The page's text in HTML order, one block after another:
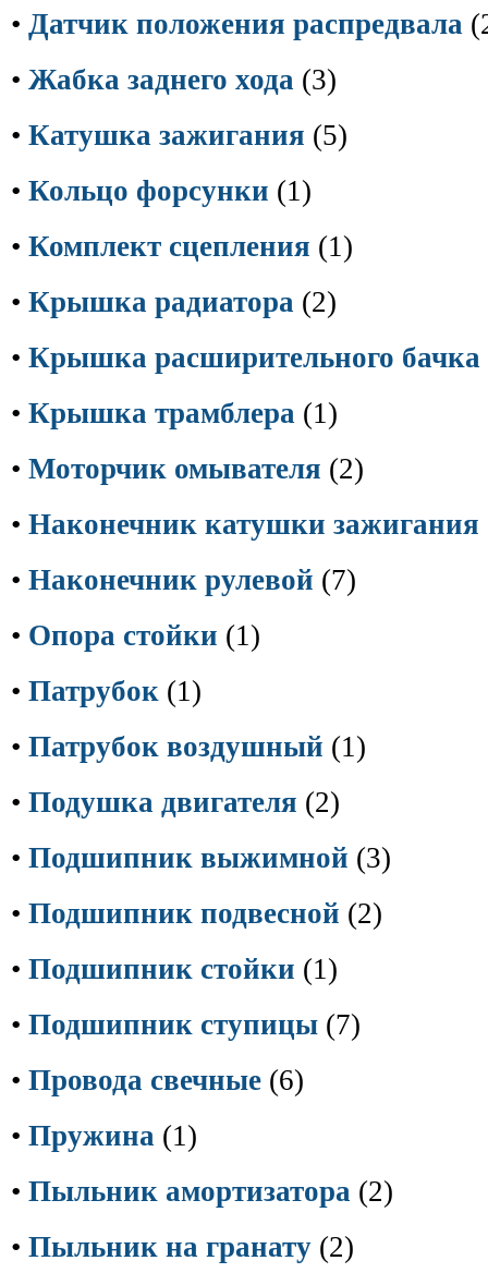
• Датчик положения распредвала
• Жабка заднего хода (3)
• Катушка зажигания (5)
• Кольцо форсунки (1)
• Комплект сцепления (1)
• Крышка радиатора (2)
• Крышка расширительного бачка
• Крышка трамблера (1)
• Моторчик омывателя (2)
• Наконечник катушки зажигания
• Наконечник рулевой (7)
• Опора стойки (1)
• Патрубок (1)
• Патрубок воздушный (1)
• Подушка двигателя (2)
• Подшипник выжимной (3)
• Подшипник подвесной (2)
• Подшипник стойки (1)
• Подшипник ступицы (7)
• Провода свечные (6)
• Пружина (1)
• Пыльник амортизатора (2)
• Пыльник на гранату (2)